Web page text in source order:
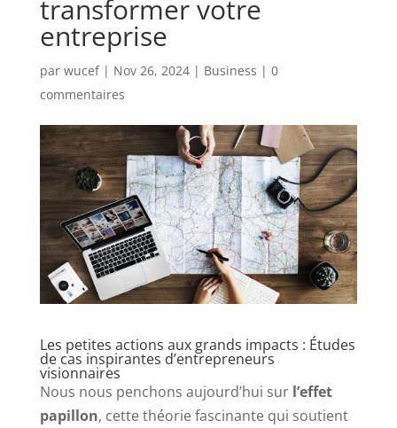
transformer votre
entreprise
par wucef| Nov 26, 2024| Business | 0
commentaires
Les petites actions aux grands impacts : Études
de cas inspirantes d’entrepreneurs
visionnaires
Nous nous penchons aujourd’hui sur l’effet
papillon, cette théorie fascinante qui soutient